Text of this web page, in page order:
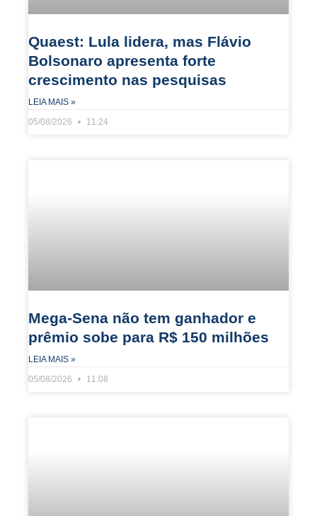
Quaest: Lula lidera, mas Flávio
Bolsonaro apresenta forte
crescimento nas pesquisas
LEIA MAIS »
05/08/2026
11:24
Mega-Sena não tem ganhador e
prêmio sobe para R$ 150 milhões
LEIA MAIS »
05/08/2026
11:08